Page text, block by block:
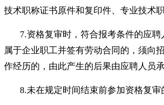
技术职称证书原件和复印件、专业技术
7.资格复审时，符合报考条件的应
属于企业职工并签有劳动合同的，须向
作经历的，由此产生的后果由应聘人员承
8.未在规定时间结束前参加资格复审